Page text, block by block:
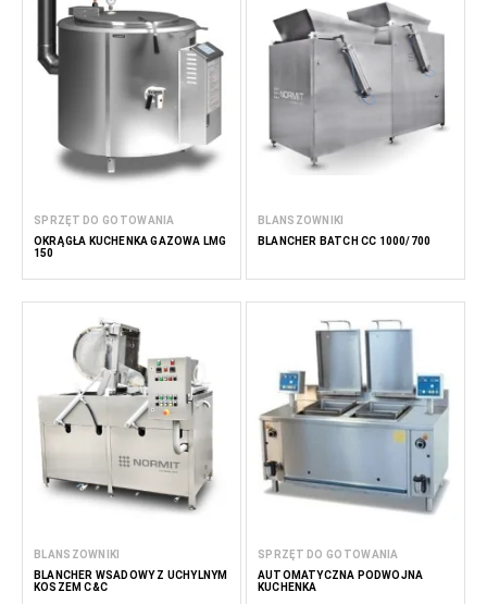
SPRZĘT DO GOTOWANIA
OKRĄGŁA KUCHENKA GAZOWA LMG
150
BLANSZOWNIKI
BLANCHER BATCH CC 1000/700
BLANSZOWNIKI
BLANCHER WSADOWY Z UCHYLNYM
KOSZEM C&C
SPRZĘT DO GOTOWANIA
AUTOMATYCZNA PODWÓJNA
KUCHENKA